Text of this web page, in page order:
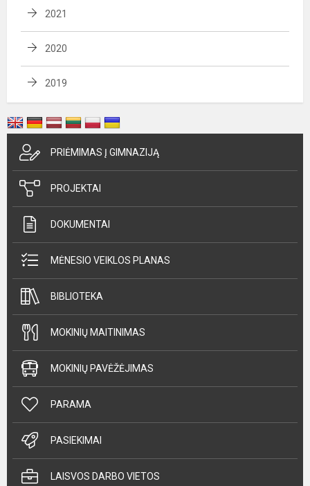
2021
2020
2019
PRIĖMIMAS Į GIMNAZIJĄ
PROJEKTAI
DOKUMENTAI
MĖNESIO VEIKLOS PLANAS
BIBLIOTEKA
MOKINIŲ MAITINIMAS
MOKINIŲ PAVĖŽĖJIMAS
PARAMA
PASIEKIMAI
LAISVOS DARBO VIETOS